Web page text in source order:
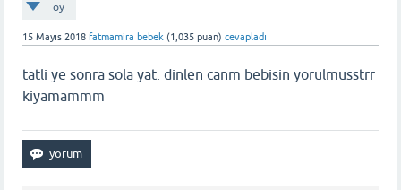
oy
15 Mayıs 2018 fatmamira bebek (1,035 puan) cevapladı
tatli ye sonra sola yat. dinlen canm bebisin yorulmusstrr
kiyamammm